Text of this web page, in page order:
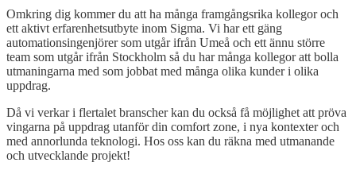
Omkring dig kommer du att ha många framgångsrika kollegor och
ett aktivt erfarenhetsutbyte inom Sigma. Vi har ett gäng
automationsingenjörer som utgår ifrån Umeå och ett ännu större
team som utgår ifrån Stockholm så du har många kollegor att bolla
utmaningarna med som jobbat med många olika kunder i olika
uppdrag.
Då vi verkar i flertalet branscher kan du också få möjlighet att pröva
vingarna på uppdrag utanför din comfort zone, i nya kontexter och
med annorlunda teknologi. Hos oss kan du räkna med utmanande
och utvecklande projekt!